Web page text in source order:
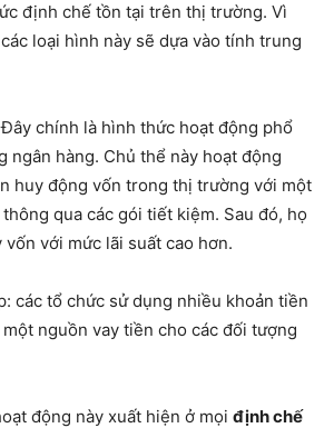
định chế tồn tại trên thị trường. Vì
loại hình này sẽ dựa vào tính trung
chính là hình thức hoạt động phổ
ngân hàng. Chủ thể này hoạt động
huy động vốn trong thị trường với một
qua các gói tiết kiệm. Sau đó, họ
với mức lãi suất cao hơn.
các tổ chức sử dụng nhiều khoản tiền
nguồn vay tiền cho các đối tượng
động này xuất hiện ở mọi định chế